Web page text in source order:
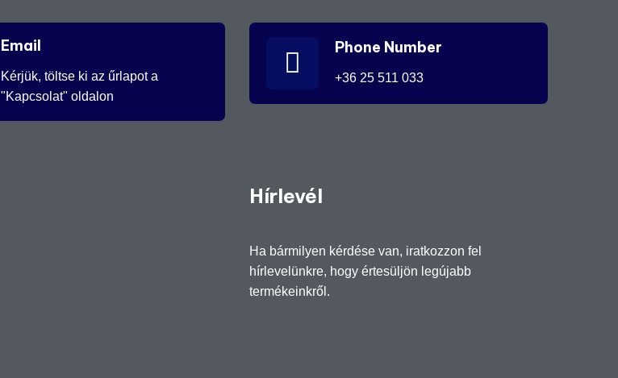
Email
Kérjük, töltse ki az űrlapot a
"Kapcsolat" oldalon
Phone Number
+36 25 511 033
Hírlevél
Ha bármilyen kérdése van, iratkozzon fel
hírlevelünkre, hogy értesüljön legújabb
termékeinkről.